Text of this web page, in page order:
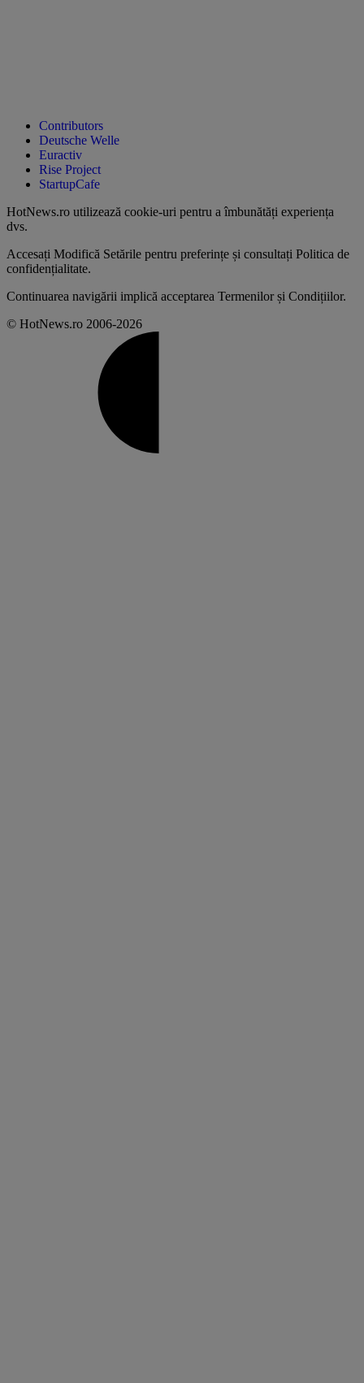
Contributors
Deutsche Welle
Euractiv
Rise Project
StartupCafe
HotNews.ro utilizează cookie-uri pentru a îmbunătăți experiența
dvs.
Accesați Modifică Setările pentru preferințe și consultați Politica de
confidențialitate.
Continuarea navigării implică acceptarea Termenilor și Condițiilor.
© HotNews.ro 2006-2026